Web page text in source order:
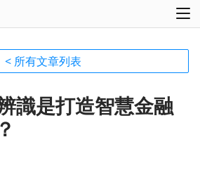
< 所有文章列表
識是打造智慧金融